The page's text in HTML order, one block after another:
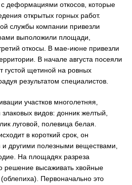
деформациями откосов, которые
открытых горных работ.
службы компании привезли
выположили площади,
откосы. В мае-июне привезли
В начале августа посеяли
густой щетиной на ровных
результатом специалистов.
участков многолетняя,
видов: донник желтый,
луговой, полевица белая.
в короткий срок, он
и другими полезными веществами,
На площадях разреза
решение высаживать хвойные
Первоначально это